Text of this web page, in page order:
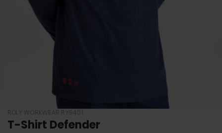
ROLY WORKWEAR RY9401
T-Shirt Defender